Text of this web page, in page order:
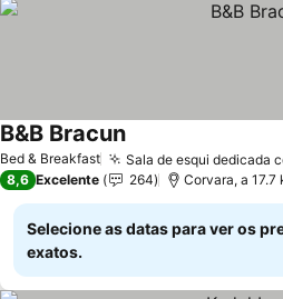
Bed & Breakfast Sala de esqui dedicada
B&B BracunVer preços
8,6 Excelente 264 Corvara, a 17.7
Selecione as datas para ver os
exatos.